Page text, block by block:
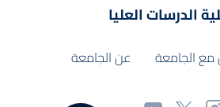
الدرسات العليا
الجامعة عن الجامعة